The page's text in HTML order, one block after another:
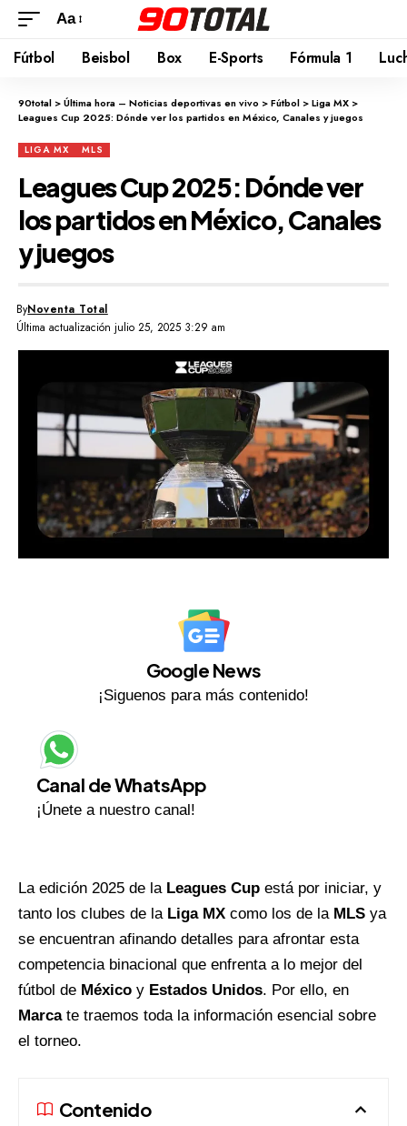
Aa
Fútbol Beisbol Box E-Sports Fórmula 1
90total >Última hora – Noticias deportivas en vivo >Fútbol >Liga MX >
Leagues Cup 2025: Dónde ver los partidos en México, Canales y juegos
LIGA MX MLS
Leagues Cup 2025: Dónde ver
los partidos en México, Canales
y juegos
Última actualización julio 25, 2025 3:29 am
ByNoventa Total
Google News
¡Siguenos para más contenido!
Canal de WhatsApp
¡Únete a nuestro canal!
La edición 2025 de la Leagues Cup está por iniciar, y
tanto los clubes de la Liga MX como los de la MLS ya
se encuentran afinando detalles para afrontar esta
competencia binacional que enfrenta a lo mejor del
fútbol de México y Estados Unidos. Por ello, en
Marcate traemos toda la información esencial sobre
el torneo.
Contenido